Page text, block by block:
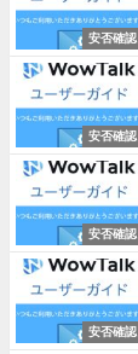
安否確認
安否確認
安否確認
安否確認